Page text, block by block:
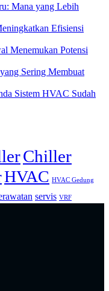
Mana yang Lebih
Efisiensi
Menemukan Potensi
Sering Membuat
Sistem HVAC Sudah
Chiller
HVAC HVAC Gedung
servis VRF